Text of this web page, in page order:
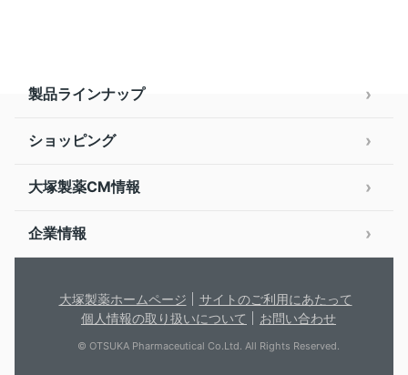
製品ラインナップ
ショッピング
大塚製薬CM情報
企業情報
大塚製薬ホームページ
サイトのご利用にあたって
個人情報の取り扱いについて
お問い合わせ
© OTSUKA Pharmaceutical Co.Ltd. All Rights Reserved.